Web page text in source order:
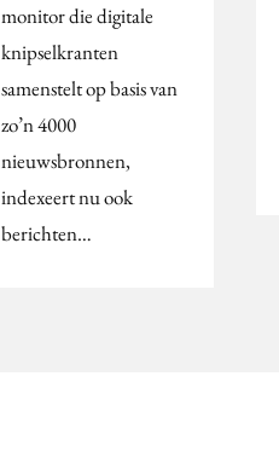
monitor die digitale
knipselkranten
samenstelt op basis van
zo’n 4000
nieuwsbronnen,
indexeert nu ook
berichten…